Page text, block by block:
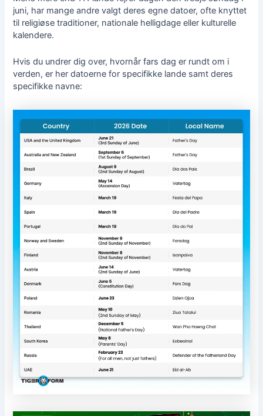
juni, har mange andre valgt deres egne datoer, ofte knyttet
til religiøse traditioner, nationale helligdage eller kulturelle
kalendere.
Hvis du undrer dig over, hvornår fars dag er rundt om i
verden, er her datoerne for specifikke lande samt deres
specifikke navne: